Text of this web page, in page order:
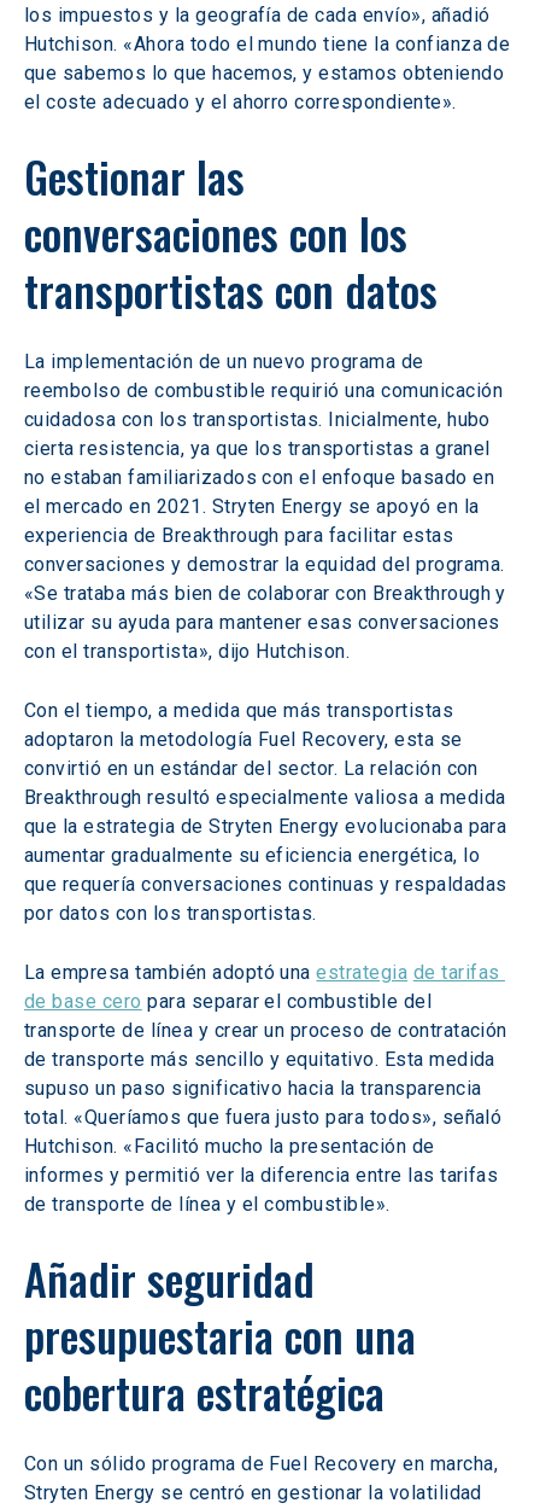
los impuestos y la geografía de cada envío», añadió
Hutchison. «Ahora todo el mundo tiene la confianza de
que sabemos lo que hacemos, y estamos obteniendo
el coste adecuado y el ahorro correspondiente».
Gestionar las
conversaciones con los
transportistas con datos
La implementación de un nuevo programa de
reembolso de combustible requirió una comunicación
cuidadosa con los transportistas. Inicialmente, hubo
cierta resistencia, ya que los transportistas a granel
no estaban familiarizados con el enfoque basado en
el mercado en 2021. Stryten Energy se apoyó en la
experiencia de Breakthrough para facilitar estas
conversaciones y demostrar la equidad del programa.
«Se trataba más bien de colaborar con Breakthrough y
utilizar su ayuda para mantener esas conversaciones
con el transportista», dijo Hutchison.
Con el tiempo, a medida que más transportistas
adoptaron la metodología Fuel Recovery, esta se
convirtió en un estándar del sector. La relación con
Breakthrough resultó especialmente valiosa a medida
que la estrategia de Stryten Energy evolucionaba para
aumentar gradualmente su eficiencia energética, lo
que requería conversaciones continuas y respaldadas
por datos con los transportistas.
La empresa también adoptó una estrategia de tarifas
de base cero para separar el combustible del
transporte de línea y crear un proceso de contratación
de transporte más sencillo y equitativo. Esta medida
supuso un paso significativo hacia la transparencia
total. «Queríamos que fuera justo para todos», señaló
Hutchison. «Facilitó mucho la presentación de
informes y permitió ver la diferencia entre las tarifas
de transporte de línea y el combustible».
Añadir seguridad
presupuestaria con una
cobertura estratégica
Con un sólido programa de Fuel Recovery en marcha,
Stryten Energy se centró en gestionar la volatilidad